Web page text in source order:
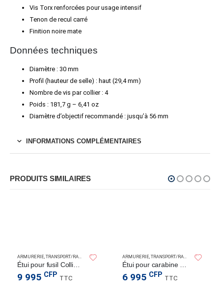
Vis Torx renforcées pour usage intensif
Tenon de recul carré
Finition noire mate
Données techniques
Diamètre : 30 mm
Profil (hauteur de selle) : haut (29,4 mm)
Nombre de vis par collier : 4
Poids : 181,7 g – 6,41 oz
Diamètre d’objectif recommandé : jusqu’à 56 mm
INFORMATIONS COMPLÉMENTAIRES
PRODUITS SIMILAIRES
ARMURERIE,TRANSPORT/RANGEMENT
Étui pour fusil Collins 52″
9 995 CFP TTC
ARMURERIE,TRANSPORT/RANGEMENT
Étui pour carabine Patriot 46″
6 995 CFP TTC